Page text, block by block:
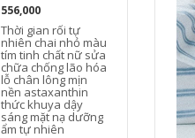
556,000
Thời gian rối tự
nhiên chai nhỏ màu
tím tinh chất nữ sửa
chữa chống lão hóa
lỗ chân lông mịn
nền astaxanthin
thức khuya dậy
sáng mặt nạ dưỡng
ẩm tự nhiên